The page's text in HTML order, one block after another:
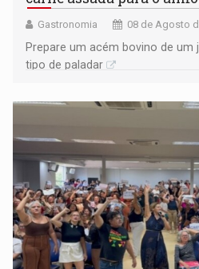
Gastronomia 08 de Agosto
Prepare um acém bovino de um
tipo de paladar